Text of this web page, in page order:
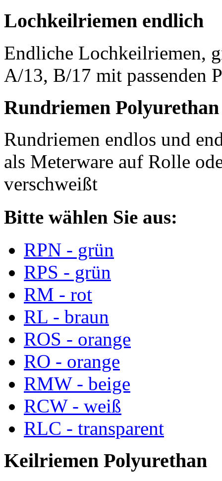
Lochkeilriemen endlich
Endliche Lochkeilriemen,
A/13, B/17 mit passenden
Rundriemen Polyurethan
Rundriemen endlos und
als Meterware auf Rolle
verschweißt
Bitte wählen Sie aus:
RPN - grün
RPS - grün
RM - rot
RL - braun
ROS - orange
RO - orange
RMW - beige
RCW - weiß
RLC - transparent
Keilriemen Polyurethan